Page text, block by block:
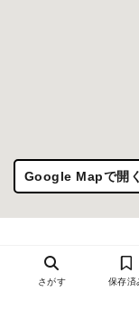
Google Mapで開く
さがす 保存済